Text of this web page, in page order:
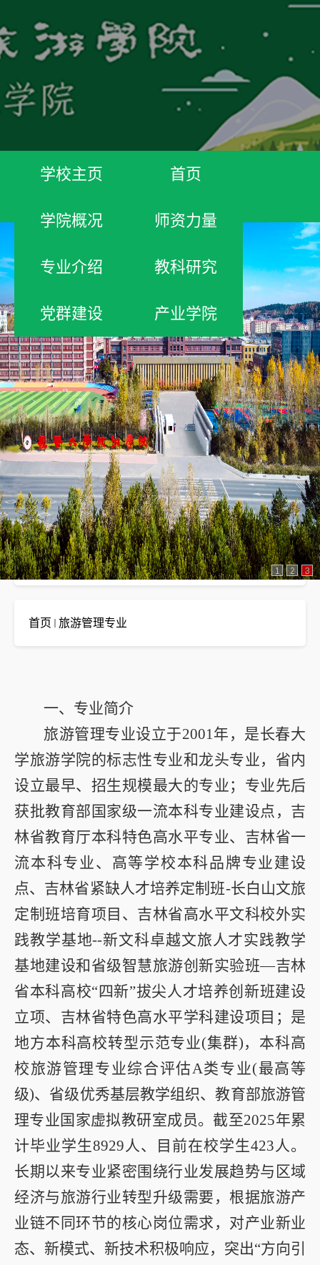
学校主页 首页
学院概况 师资力量
专业介绍 教科研究
党群建设 产业学院
1 2 3
旅游管理专业
首页 旅游管理专业
一、专业简介
旅游管理专业设立于2001年， 是长春大
学旅游学院的标志性专业和龙头专业，省内
设立最早、招生规模最大的专业；专业先后
获批教育部国家级一流本科专业建设点，吉
林省教育厅本科特色高水平专业、吉林省一
流本科专业、高等学校本科品牌专业建设
点、吉林省紧缺人才培养定制班-长白山文旅
定制班培育项目、吉林省高水平文科校外实
践教学基地--新文科卓越文旅人才实践教学
基地建设和省级智慧旅游创新实验班—吉林
省本科高校“四新”拔尖人才培养创新班建设
立项、吉林省特色高水平学科建设项目；是
地方本科高校转型示范专业(集群)，本科高
校旅游管理专业综合评估A类专业(最高等
级)、省级优秀基层教学组织、教育部旅游管
理专业国家虚拟教研室成员。截至2025年累
计毕业学生8929人、目前在校学生423人。
长期以来专业紧密围绕行业发展趋势与区域
经济与旅游行业转型升级需要，根据旅游产
业链不同环节的核心岗位需求，对产业新业
态、新模式、新技术积极响应，突出“方向引